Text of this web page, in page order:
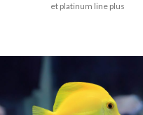
et platinum line plus